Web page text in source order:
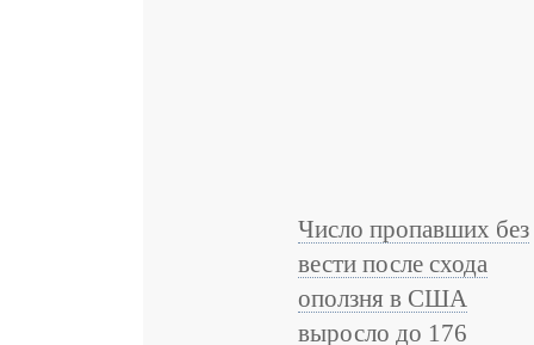
Число пропавших без
вести после схода
оползня в США
выросло до 176